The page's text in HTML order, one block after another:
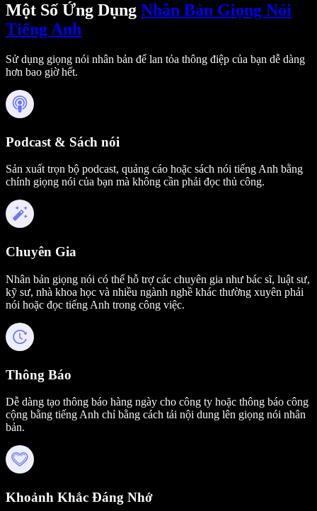
Một Số Ứng Dụng Nhân Bản Giọng Nói
Tiếng Anh
Sử dụng giọng nói nhân bản để lan tỏa thông điệp của bạn dễ dàng
hơn bao giờ hết.
Podcast & Sách nói
Sản xuất trọn bộ podcast, quảng cáo hoặc sách nói tiếng Anh bằng
chính giọng nói của bạn mà không cần phải đọc thủ công.
Chuyên Gia
Nhân bản giọng nói có thể hỗ trợ các chuyên gia như bác sĩ, luật sư,
kỹ sư, nhà khoa học và nhiều ngành nghề khác thường xuyên phải
nói hoặc đọc tiếng Anh trong công việc.
Thông Báo
Dễ dàng tạo thông báo hàng ngày cho công ty hoặc thông báo công
cộng bằng tiếng Anh chỉ bằng cách tải nội dung lên giọng nói nhân
bản.
Khoảnh Khắc Đáng Nhớ